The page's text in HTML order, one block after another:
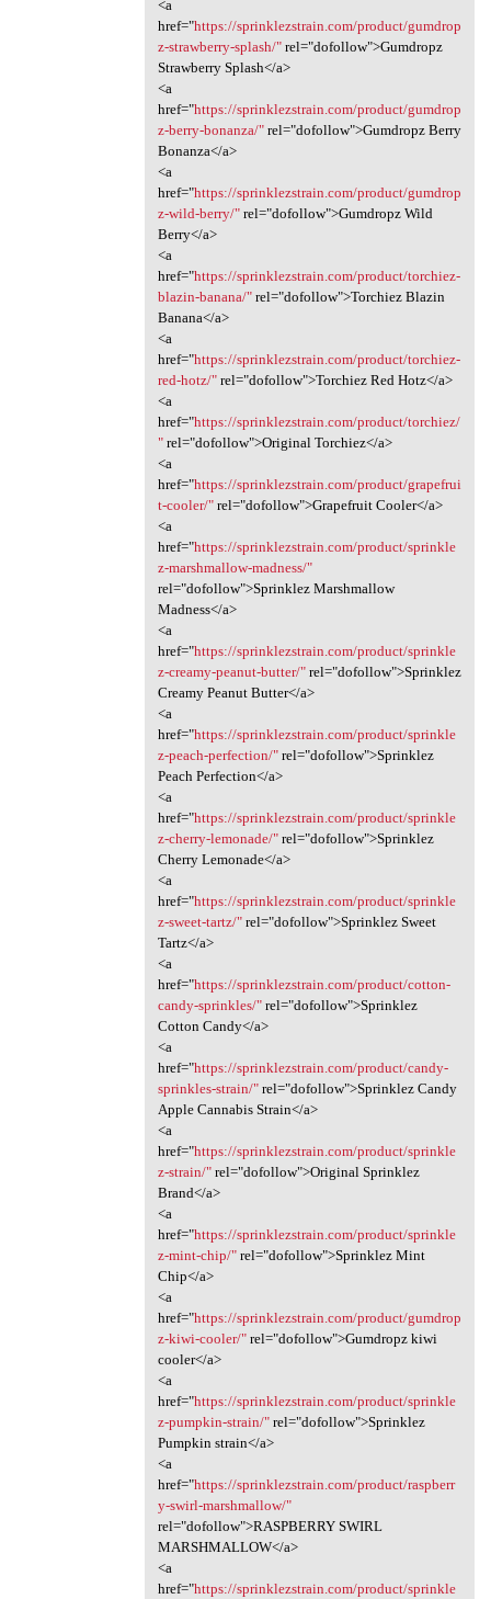
<a
href="https://sprinklezstrain.com/product/gumdrop
z-strawberry-splash/"rel="dofollow">Gumdropz
Strawberry Splash</a>
<a
href="https://sprinklezstrain.com/product/gumdrop
z-berry-bonanza/"rel="dofollow">Gumdropz Berry
Bonanza</a>
<a
href="https://sprinklezstrain.com/product/gumdrop
z-wild-berry/"rel="dofollow">Gumdropz Wild
Berry</a>
<a
href="https://sprinklezstrain.com/product/torchiez-
blazin-banana/"rel="dofollow">Torchiez Blazin
Banana</a>
<a
href="https://sprinklezstrain.com/product/torchiez-
red-hotz/"rel="dofollow">Torchiez Red Hotz</a>
<a
href="https://sprinklezstrain.com/product/torchiez/
"rel="dofollow">Original Torchiez</a>
<a
href="https://sprinklezstrain.com/product/grapefrui
t-cooler/"rel="dofollow">Grapefruit Cooler</a>
<a
href="https://sprinklezstrain.com/product/sprinkle
z-marshmallow-madness/"
rel="dofollow">Sprinklez Marshmallow
Madness</a>
<a
href="https://sprinklezstrain.com/product/sprinkle
z-creamy-peanut-butter/"rel="dofollow">Sprinklez
Creamy Peanut Butter</a>
<a
href="https://sprinklezstrain.com/product/sprinkle
z-peach-perfection/"rel="dofollow">Sprinklez
Peach Perfection</a>
<a
href="https://sprinklezstrain.com/product/sprinkle
z-cherry-lemonade/"rel="dofollow">Sprinklez
Cherry Lemonade</a>
<a
href="https://sprinklezstrain.com/product/sprinkle
z-sweet-tartz/"rel="dofollow">Sprinklez Sweet
Tartz</a>
<a
href="https://sprinklezstrain.com/product/cotton-
candy-sprinkles/"rel="dofollow">Sprinklez
Cotton Candy</a>
<a
href="https://sprinklezstrain.com/product/candy-
sprinkles-strain/"rel="dofollow">Sprinklez Candy
Apple Cannabis Strain</a>
<a
href="https://sprinklezstrain.com/product/sprinkle
z-strain/"rel="dofollow">Original Sprinklez
Brand</a>
<a
href="https://sprinklezstrain.com/product/sprinkle
z-mint-chip/"rel="dofollow">Sprinklez Mint
Chip</a>
<a
href="https://sprinklezstrain.com/product/gumdrop
z-kiwi-cooler/"rel="dofollow">Gumdropz kiwi
cooler</a>
<a
href="https://sprinklezstrain.com/product/sprinkle
z-pumpkin-strain/"rel="dofollow">Sprinklez
Pumpkin strain</a>
<a
href="https://sprinklezstrain.com/product/raspberr
y-swirl-marshmallow/"
rel="dofollow">RASPBERRY SWIRL
MARSHMALLOW</a>
<a
href="https://sprinklezstrain.com/product/sprinkle